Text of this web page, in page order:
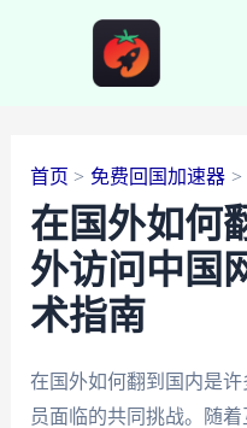
首页 免费回国加速器
在国外如何
外访问中国
术指南
在国外如何翻到国内是
员面临的共同挑战。随